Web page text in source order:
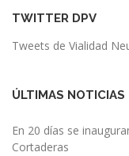
TWITTER DPV
Tweets de Vialidad
ÚLTIMAS NOTICIAS
En 20 días se
Cortaderas